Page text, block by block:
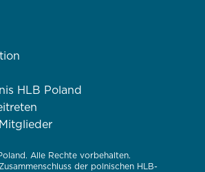
HLB Poland
Alle Rechte vorbehalten.
der polnischen HLB-